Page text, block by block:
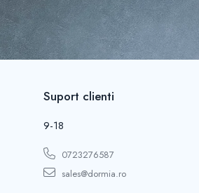
Suport clienti
9-18
0723276587
sales@dormia.ro